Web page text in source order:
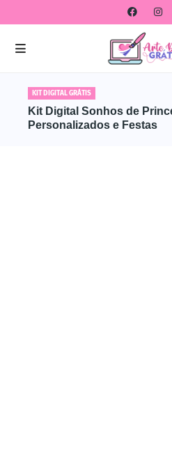
KIT DIGITAL GRÁTIS
Kit Digital Sonhos de
Personalizados e Festas
CLIPARTS PASSARINHOS
Kit Digital Pequenos
Chá de Bebê Grátis: Uma